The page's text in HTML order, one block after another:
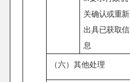
关确认或重新
出具已获取信
息
（六）其他处理